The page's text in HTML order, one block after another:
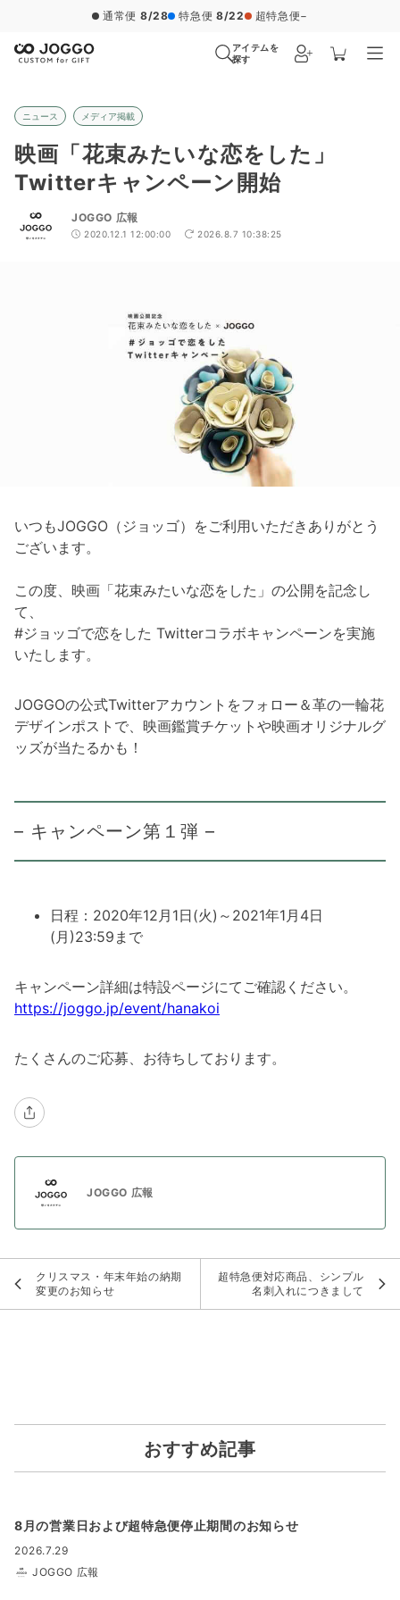
通常便 8/28 特急便 8/22 超特急便−
アイテムを
探す
ニュース メディア掲載
映画「花束みたいな恋をした」
Twitterキャンペーン開始
JOGGO 広報
2020.12.1 12:00:00 2026.8.7 10:38:25
いつもJOGGO（ジョッゴ）をご利用いただきありがとう
ございます。
この度、映画「花束みたいな恋をした」の公開を記念し
て、
#ジョッゴで恋をした Twitterコラボキャンペーンを実施
いたします。
JOGGOの公式Twitterアカウントをフォロー＆革の一輪花
デザインポストで、映画鑑賞チケットや映画オリジナルグ
ッズが当たるかも！
– キャンペーン第１弾 –
日程：2020年12月1日(火)～2021年1月4日
(月)23:59まで
キャンペーン詳細は特設ページにてご確認ください。
https://joggo.jp/event/hanakoi
たくさんのご応募、お待ちしております。
JOGGO 広報
クリスマス・年末年始の納期
変更のお知らせ
超特急便対応商品、シンプル
名刺入れにつきまして
おすすめ記事
8月の営業日および超特急便停止期間のお知らせ
2026.7.29
JOGGO 広報